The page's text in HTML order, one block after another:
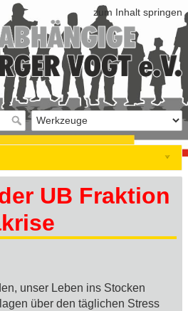
zum Inhalt springen
UB Fraktion
unser Leben ins Stocken
über den täglichen Stress